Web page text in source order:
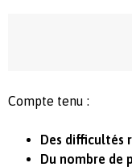
Compte tenu :
Des difficultés
Du nombre de